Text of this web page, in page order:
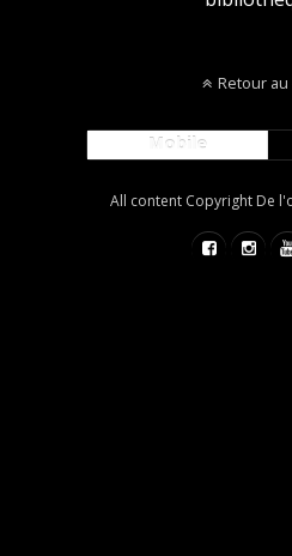
Retour
Mobile
All content Copyright De